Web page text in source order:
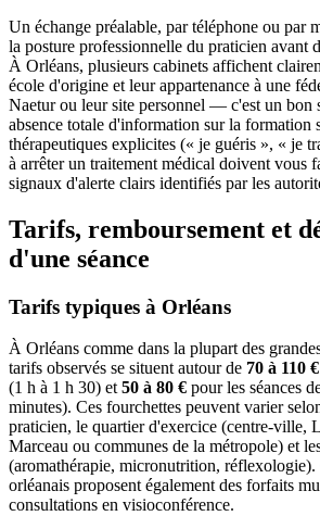
Un échange préalable, par téléphone ou par
la posture professionnelle du praticien avant
À Orléans, plusieurs cabinets affichent
école d'origine et leur appartenance à une
Naetur ou leur site personnel — c'est un bon
absence totale d'information sur la formation
thérapeutiques explicites (« je guéris », « je
à arrêter un traitement médical doivent vous
signaux d'alerte clairs identifiés par les
Tarifs, remboursement et
d'une séance
Tarifs typiques à Orléans
À Orléans comme dans la plupart des
tarifs observés se situent autour de 70 à 110 €
(1 h à 1 h 30) et 50 à 80 € pour les séances
minutes). Ces fourchettes peuvent varier
praticien, le quartier d'exercice (centre-ville,
Marceau ou communes de la métropole) et
(aromathérapie, micronutrition, réflexologie).
orléanais proposent également des forfaits
consultations en visioconférence.